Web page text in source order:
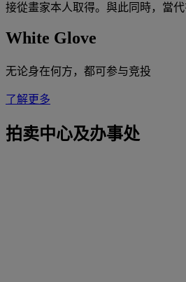
接從畫家本人取得。與此同時，當
White Glove
无论身在何方，都可参与竞投
了解更多
拍卖中心及办事处